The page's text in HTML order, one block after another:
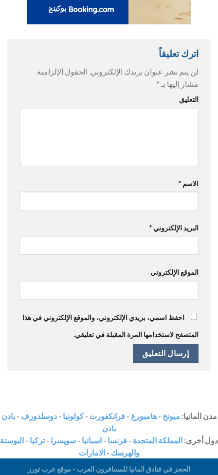
اترك تعليقاً
لن يتم نشر عنوان بريدك الإلكتروني. الحقول الإلزامية
مشار إليها بـ *
التعليق
الاسم *
البريد الإلكتروني *
الموقع الإلكتروني
احفظ اسمي، بريدي الإلكتروني، والموقع الإلكتروني في هذا
المتصفح لاستخدامها المرة المقبلة في تعليقي.
مدن المانيا: ميونخ -هامبورغ - فرانكفورت -كولونيا -دوسلدورف -بادن
بادن
دول أخرى: المملكة المتحدة - فرنسا - اسبانيا - سويسرا -تركيا - البوسنة
والهرسك - الامارات
الحجز في فنادق المانيا للمسافرون العرب - موقع عرب تورز